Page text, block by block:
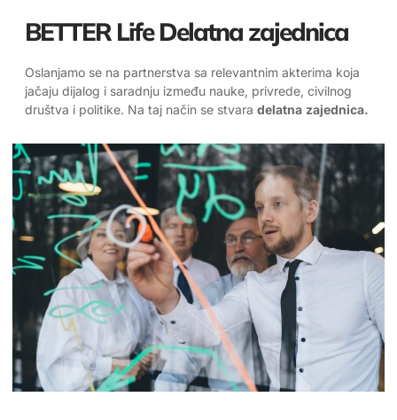
BETTER Life Delatna zajednica
Oslanjamo se na partnerstva sa relevantnim akterima koja
jačaju dijalog i saradnju između nauke, privrede, civilnog
društva i politike. Na taj način se stvara delatna zajednica.